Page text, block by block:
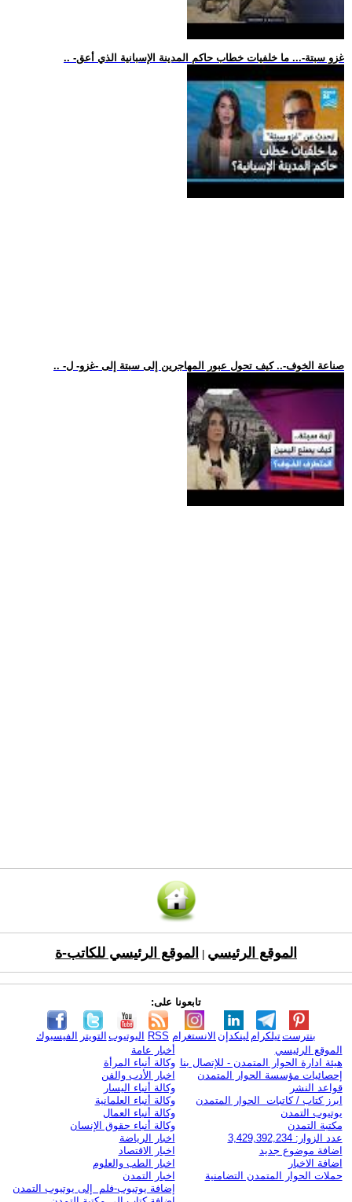
.. -غزو سبتة-... ما خلفيات خطاب حاكم المدينة الإسبانية الذي أعق
.. -صناعة الخوف-.. كيف تحول عبور المهاجرين إلى سبتة إلى -غزو- ل
الموقع الرئيسي الموقع الرئيسي للكاتب-ة
تابعونا على:
الفيسبوك التويتر اليوتيوب RSS الانستغرام لينكدإن تيلكرامبنترست
الموقع الرئيسي
هيئة ادارة الحوار المتمدن - للإتصال بنا
إحصائيات مؤسسة الحوار المتمدن
قواعد النشر
ابرز كتاب / كاتبات الحوار المتمدن
يوتيوب التمدن
مكتبة التمدن
عدد الزوار: 3,429,392,234
اضافة موضوع جديد
اضافة الاخبار
حملات الحوار المتمدن التضامنية
أخبار عامة
وكالة أنباء المرأة
اخبار الأدب والفن
وكالة أنباء اليسار
وكالة أنباء العلمانية
وكالة أنباء العمال
وكالة أنباء حقوق الإنسان
اخبار الرياضة
اخبار الاقتصاد
اخبار الطب والعلوم
اخبار التمدن
إضافة يوتيوب-فلم إلى يوتيوب التمدن